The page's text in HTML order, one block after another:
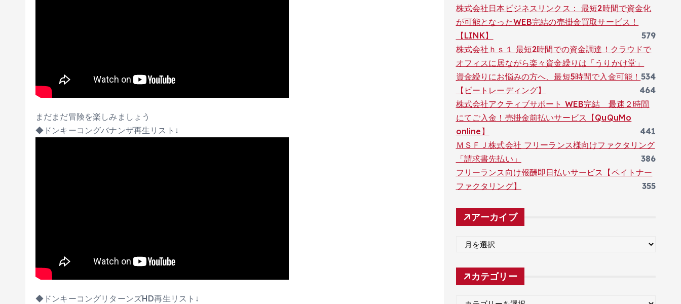
まだまだ冒険を楽しみましょう
◆ドンキーコングバナンザ再生リスト↓
◆ドンキーコングリターンズHD再生リスト↓
株式会社日本ビジネスリンクス： 最短2時間で資金化
が可能となったWEB完結の売掛金買取サービス！
【LINK】
579
株式会社ｈｓ１ 最短2時間での資金調達！クラウドで
オフィスに居ながら楽々資金繰りは「うりかけ堂」
534
資金繰りにお悩みの方へ、最短5時間で入金可能！
【ビートレーディング】
464
株式会社アクティブサポート WEB完結 最速２時間
にてご入金！売掛金前払いサービス【QuQuMo
online】
441
ＭＳＦＪ株式会社 フリーランス様向けファクタリング
「請求書先払い」
386
フリーランス向け報酬即日払いサービス【ペイトナー
ファクタリング】
355
アーカイブ
カ
イ
カテゴリー